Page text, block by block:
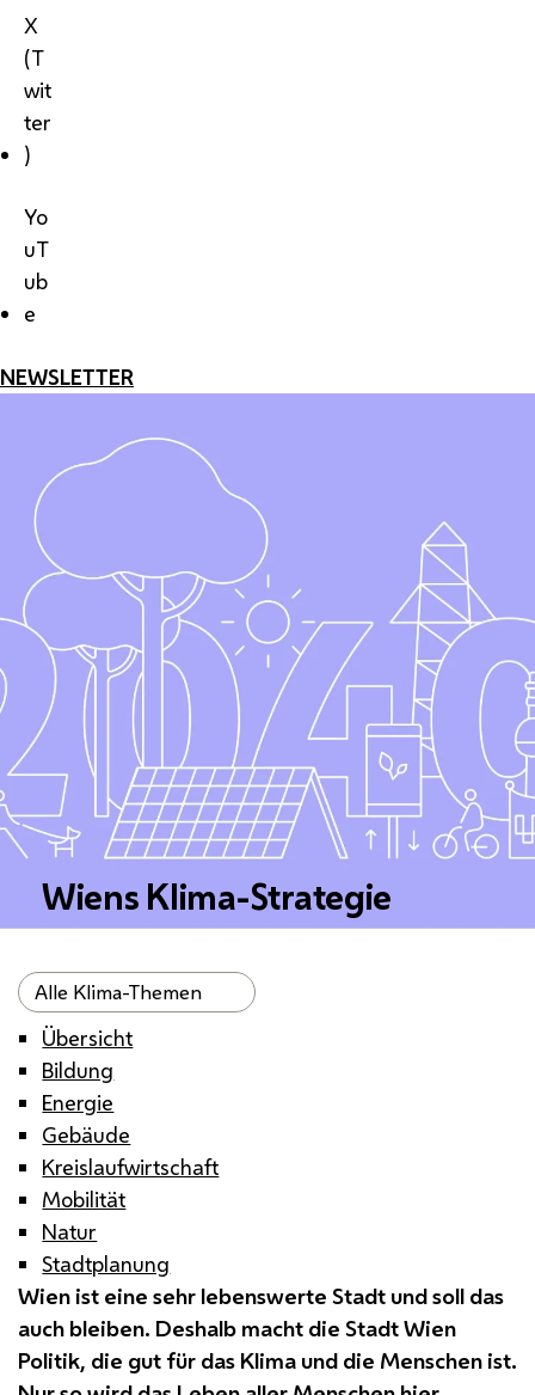
X
(T
wit
ter
)
Yo
uT
ub
e
NEWSLETTER
Wiens Klima-Strategie
Alle Klima-Themen
Übersicht
Bildung
Energie
Gebäude
Kreislaufwirtschaft
Mobilität
Natur
Stadtplanung
Wien ist eine sehr lebenswerte Stadt und soll das
auch bleiben. Deshalb macht die Stadt Wien
Politik, die gut für das Klima und die Menschen ist.